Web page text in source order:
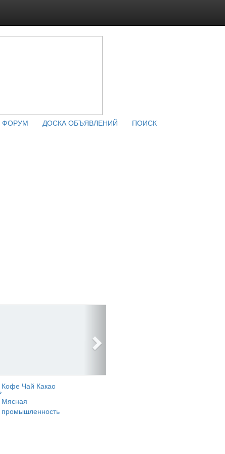
ФОРУМ ДОСКА ОБЪЯВЛЕНИЙ
ПОИСК
Кофе Чай Какао
Мясная
промышленность